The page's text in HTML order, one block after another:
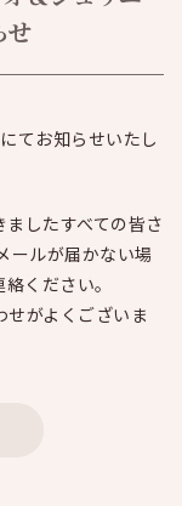
せ
てお知らせいたし
したすべての皆さ
ールが届かない場
ください。
がよくございま